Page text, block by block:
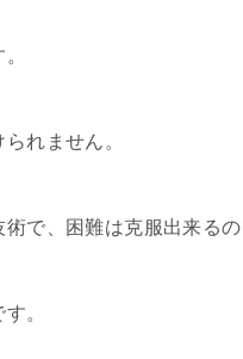
れません。
で、困難は克服出来るの
。